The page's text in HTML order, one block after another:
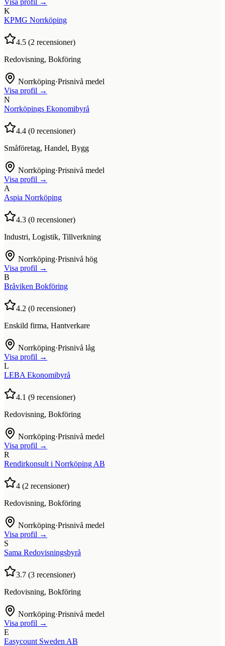
K
KPMG Norrköping
4.5 (2 recensioner)
Redovisning, Bokföring
Norrköping·Prisnivå medel
Visa profil →
N
Norrköpings Ekonomibyrå
4.4 (0 recensioner)
Småföretag, Handel, Bygg
Norrköping·Prisnivå medel
Visa profil →
A
Aspia Norrköping
4.3 (0 recensioner)
Industri, Logistik, Tillverkning
Norrköping·Prisnivå hög
Visa profil →
B
Bråviken Bokföring
4.2 (0 recensioner)
Enskild firma, Hantverkare
Norrköping·Prisnivå låg
Visa profil →
L
LEBA Ekonomibyrå
4.1 (9 recensioner)
Redovisning, Bokföring
Norrköping·Prisnivå medel
Visa profil →
R
Rendirkonsult i Norrköping AB
4 (2 recensioner)
Redovisning, Bokföring
Norrköping·Prisnivå medel
Visa profil →
S
Sama Redovisningsbyrå
3.7 (3 recensioner)
Redovisning, Bokföring
Norrköping·Prisnivå medel
Visa profil →
E
Easycount Sweden AB